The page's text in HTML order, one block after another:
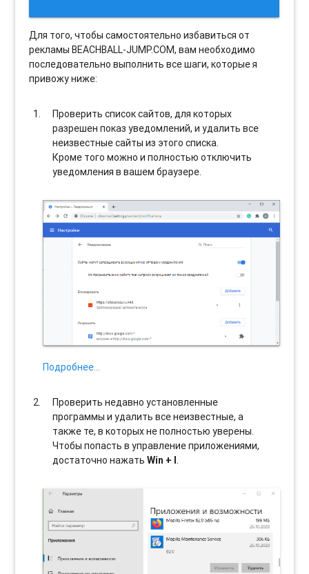
Для того, чтобы самостоятельно избавиться от
рекламы BEACHBALL-JUMP.COM, вам необходимо
последовательно выполнить все шаги, которые я
привожу ниже:
Проверить список сайтов, для которых
разрешен показ уведомлений, и удалить все
неизвестные сайты из этого списка.
Кроме того можно и полностью отключить
уведомления в вашем браузере.
Подробнее…
Проверить недавно установленные
программы и удалить все неизвестные, а
также те, в которых не полностью уверены.
Чтобы попасть в управление приложениями,
достаточно нажатьWin + I.